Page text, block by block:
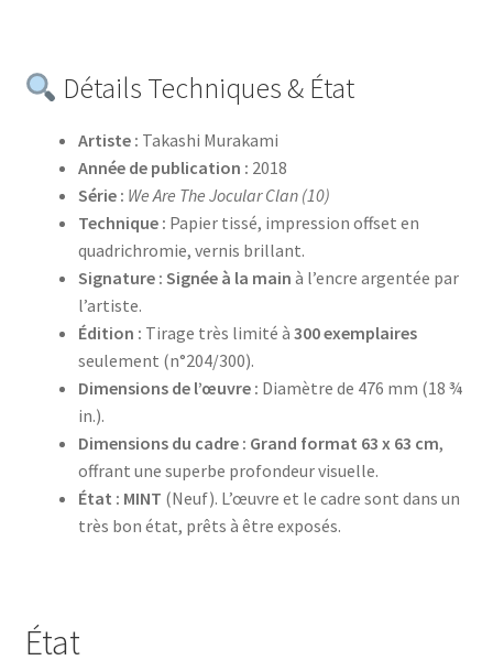
Détails Techniques & État
Artiste : Takashi Murakami
Année de publication : 2018
Série : We Are The Jocular Clan (10)
Technique : Papier tissé, impression offset en
quadrichromie, vernis brillant.
Signature : Signée à la main à l’encre argentée par
l’artiste.
Édition : Tirage très limité à 300 exemplaires
seulement (n°204/300).
Dimensions de l’œuvre : Diamètre de 476 mm (18 ¾
in.).
Dimensions du cadre : Grand format 63 x 63 cm,
offrant une superbe profondeur visuelle.
État : MINT (Neuf). L’œuvre et le cadre sont dans un
très bon état, prêts à être exposés.
État